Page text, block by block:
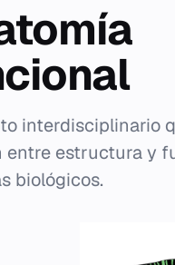
interdisciplinario
entre estructura y
biológicos.